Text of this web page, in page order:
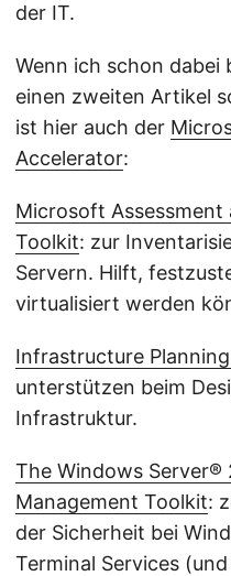
der IT.
Wenn ich schon
einen zweiten Artikel
ist hier auch der
Accelerator:
Microsoft Assessment
Toolkit: zur
Servern. Hilft,
virtualisiert werden
Infrastructure
unterstützen beim
Infrastruktur.
The Windows Server®
Management Toolkit:
der Sicherheit bei
Terminal Services